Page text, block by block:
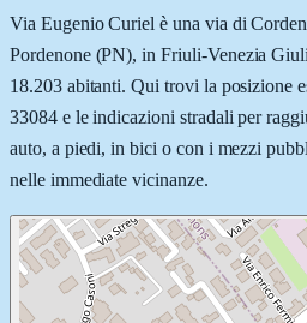
Via Eugenio Curiel è una via di
Pordenone (PN), in Friuli-Venezia
18.203 abitanti. Qui trovi la posizione
33084 e le indicazioni stradali per
auto, a piedi, in bici o con i mezzi
nelle immediate vicinanze.